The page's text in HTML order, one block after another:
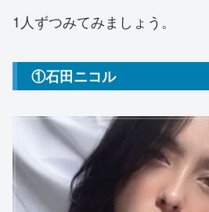
1人ずつみてみましょう。
①石田ニコル